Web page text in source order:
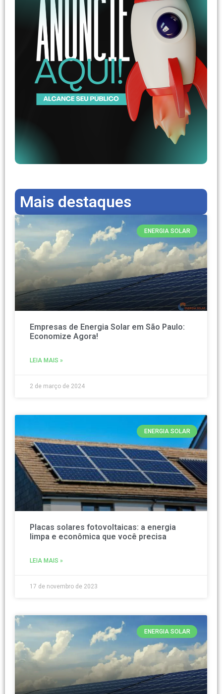
Mais destaques
ENERGIA SOLAR
Empresas de Energia Solar em São Paulo:
Economize Agora!
LEIA MAIS »
2 de março de 2024
ENERGIA SOLAR
Placas solares fotovoltaicas: a energia
limpa e econômica que você precisa
LEIA MAIS »
17 de novembro de 2023
ENERGIA SOLAR